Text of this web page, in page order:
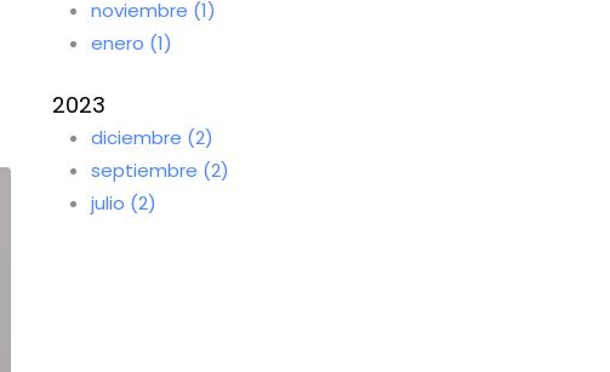
noviembre (1)
enero (1)
2023
diciembre (2)
septiembre (2)
julio (2)